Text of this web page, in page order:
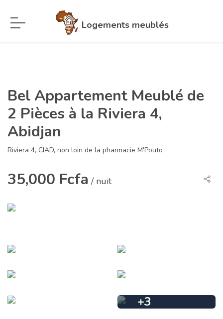
Logements meublés
Bel Appartement Meublé de
2 Pièces à la Riviera 4,
Abidjan
Riviera 4, CIAD, non loin de la pharmacie M'Pouto
35,000 Fcfa / nuit
+3